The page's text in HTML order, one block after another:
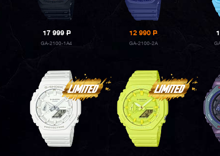
17 999P
GA-2100-1A4
12 990P
GA-2100-2A